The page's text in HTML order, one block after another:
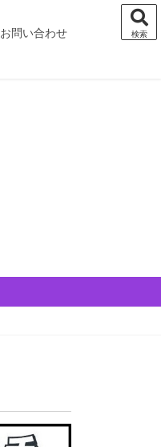
お問い合わせ